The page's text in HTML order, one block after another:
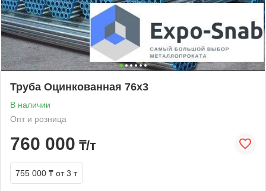
Труба Оцинкованная 76х3
В наличии
Опт и розница
760 000 ₸/т
755 000 ₸ от 3 т